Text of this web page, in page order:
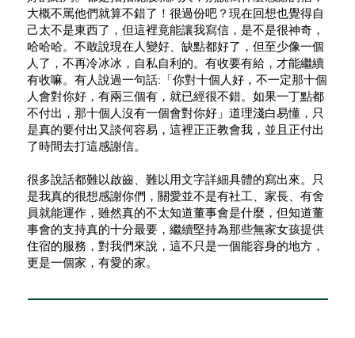
大概不罵他們就算不錯了！很過份吧？現在回想也覺得自
己太不是東西了，但這裡竟能讓我寫信，是不是很神奇，
哈哈哈。不敢說現在人變好、缺點都好了，但至少像一個
人了，不再冷冰冰，自私自利的。有收要有給，才能繼續
有收嘛。有人說過一句話:「你對十個人好，不一定那十個
人會對你好，有兩三個有，就已經很不錯。如果一丁點都
不付出，那十個人沒有一個會對你好」道理淺白易懂，只
是真的要付出又談何容易，這裡正正教會我，並且正付出
了時間去打這感謝信。
很多說話都難以啟齒、難以用文字詳細具體的寫出來。只
是我真的很想感謝你們，關愛並不是有社工、家長、有舍
員就能運作，雖然真的不太知道董事會是什麼，但知道董
事會的支持真的十分最要，繼續堅持為那些無家女孩提供
住宿的服務，對我們來說，這不只是一個能容身的地方，
更是一個家，有愛的家。